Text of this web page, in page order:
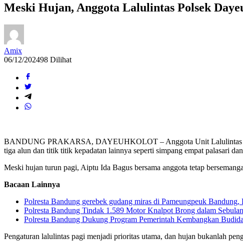
Meski Hujan, Anggota Lalulintas Polsek
Amix
06/12/202498 Dilihat
BANDUNG PRAKARSA, DAYEUHKOLOT – Anggota Unit Lalulintas
tiga alun dan titik titik kepadatan lainnya seperti simpang empat palasari
Meski hujan turun pagi, Aiptu Ida Bagus bersama anggota tetap
Bacaan Lainnya
Polresta Bandung gerebek gudang miras di Pameungpeuk
Polresta Bandung Tindak 1.589 Motor Knalpot Brong dalam Sebulan
Polresta Bandung Dukung Program Pemerintah Kembangkan
Pengaturan lalulintas pagi menjadi prioritas utama, dan hujan bukanlah